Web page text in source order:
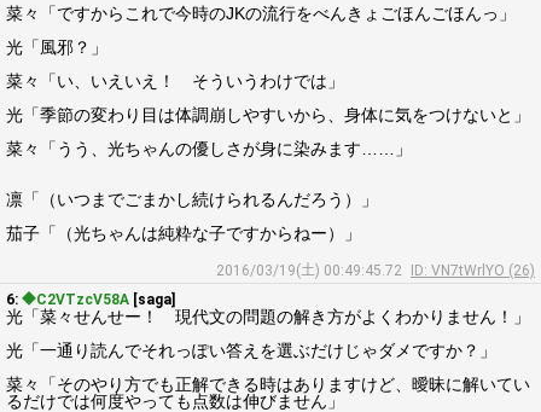
菜々「ですからこれで今時のJKの流行をべんきょごほんごほんっ」
光「風邪？」
菜々「い、いえいえ！ そういうわけでは」
光「季節の変わり目は体調崩しやすいから、身体に気をつけないと」
菜々「うう、光ちゃんの優しさが身に染みます……」
凛「（いつまでごまかし続けられるんだろう）」
茄子「（光ちゃんは純粋な子ですからねー）」
2016/03/19(土) 00:49:45.72
ID: VN7tWrlYO (26)
6: ◆C2VTzcV58A [saga]
光「菜々せんせー！ 現代文の問題の解き方がよくわかりません！」
光「一通り読んでそれっぽい答えを選ぶだけじゃダメですか？」
菜々「そのやり方でも正解できる時はありますけど、曖昧に解いてい
るだけでは何度やっても点数は伸びません」